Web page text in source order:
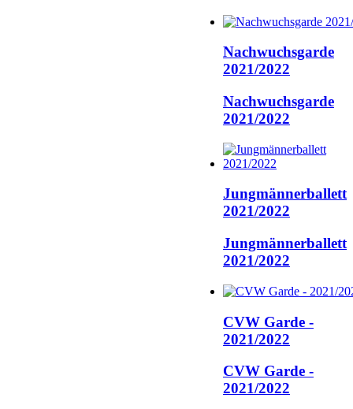
Nachwuchsgarde
2021/2022
Nachwuchsgarde
2021/2022
Jungmännerballett
2021/2022
Jungmännerballett
2021/2022
CVW Garde -
2021/2022
CVW Garde -
2021/2022